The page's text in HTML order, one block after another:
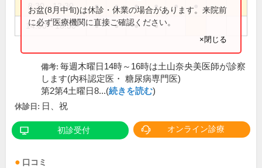
8:30～12:30 ● ● ● ● ●
14:00～18:30 ● ● ● ●
お盆(8月中旬)は休診・休業の場合があります。来院前
に必ず医療機関に直接ご確認ください。
×閉じる
備考: 毎週木曜日14時～16時は土山奈央美医師が診察
します(内科認定医・ 糖尿病専門医)
第2第4土曜日8...(続きを読む)
休診日: 日、祝
初診受付 オンライン診療
口コミ